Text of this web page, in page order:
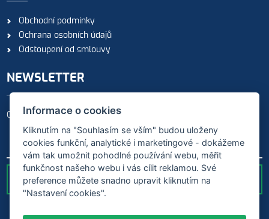
Obchodní podmínky
Ochrana osobních údajů
Odstoupení od smlouvy
NEWSLETTER
Odebírejte naše novinky
ODESLAT
Informace o cookies
Kliknutím na "Souhlasím se vším" budou uloženy
cookies funkční, analytické i marketingové - dokážeme
vám tak umožnit pohodlné používání webu, měřit
funkčnost našeho webu i vás cílit reklamou. Své
preference můžete snadno upravit kliknutím na
"Nastavení cookies".